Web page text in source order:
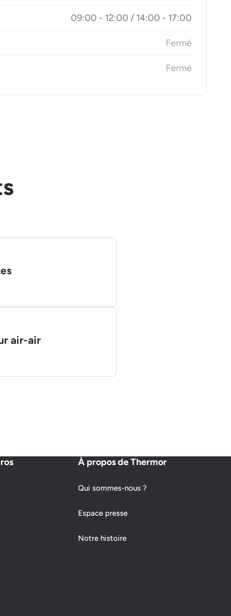
09:00 - 12:00 / 14:00 - 17:00
Fermé
Fermé
air-air
À propos de Thermor
Qui sommes-nous ?
Espace presse
Notre histoire